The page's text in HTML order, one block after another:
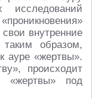
исследований
внутренние
образом,
ауре «жертвы».
происходит
«жертвы» под